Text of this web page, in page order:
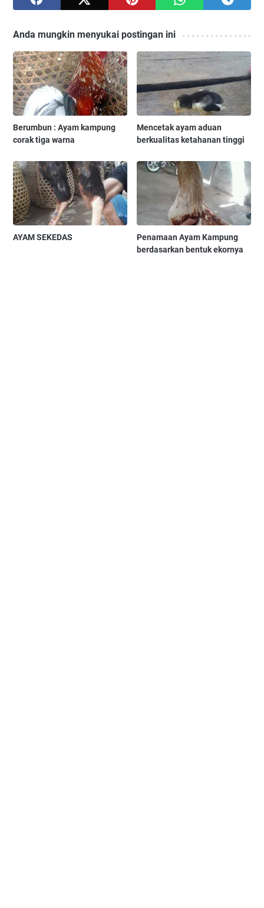
Anda mungkin menyukai postingan ini
Berumbun : Ayam kampung
corak tiga warna
Mencetak ayam aduan
berkualitas ketahanan tinggi
AYAM SEKEDAS
Penamaan Ayam Kampung
berdasarkan bentuk ekornya